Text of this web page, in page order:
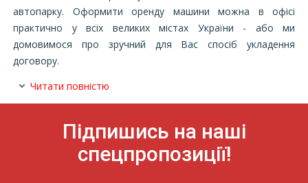
автопарку. Оформити оренду машини можна в офісі
практично у всіх великих містах України - або ми
домовимося про зручний для Вас спосіб укладення
договору.
Читати повністю
Підпишись на наші
спецпропозиції!